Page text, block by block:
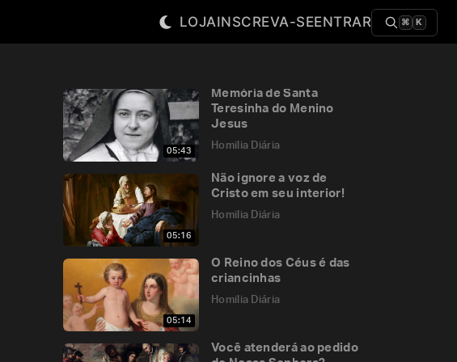
LOJAINSCREVA-SEENTRAR ⌘ K
05:43
Memória de Santa
Teresinha do Menino
Jesus
Homilia Diária
05:16
Não ignore a voz de
Cristo em seu interior!
Homilia Diária
05:14
O Reino dos Céus é das
criancinhas
Homilia Diária
Você atenderá ao pedido